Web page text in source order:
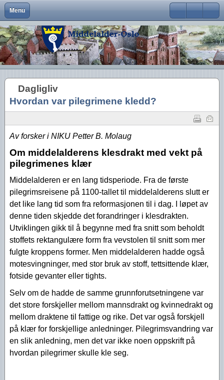
Menu Close
Om Middelalder-Oslo
Hva er Middelalder-Oslo?
Hva vi vil
Aktiviteter
Middelalderbyen i dag
Oslo i middelalderen
Lederartikler
Medlemsfordeler og faste arrangementer
Vedtekter
Foreningens navn og logo
Gangvaktprisen
Styremedlemmer
Kontakt oss
Kontaktinfo
Formål
Visjon
Handlingsplan
Middelalderbyens framtid
Uttalelser
Møter og foredrag
Våre arrangementer
Medlemsturer
Andres arrangementer
Gjennomførte arrangementer
Gjennomførte turer
Middelalderbeltet
Middelalderparken
Presse
Middelalderbyen
Dagligliv
Arkeologiske funn
Ny viten
Medlemsblad
Brukernavn
Passord
Husk meg
Glemt ditt passord?
Glemt ditt brukernavn?
Dagligliv
Hvordan var pilegrimene kledd?
Av forsker i NIKU Petter B. Molaug
Om middelalderens klesdrakt med vekt på
pilegrimenes klær
Middelalderen er en lang tidsperiode. Fra de første
pilegrimsreisene på 1100-tallet til middelalderens slutt er
det like lang tid som fra reformasjonen til i dag. I løpet av
denne tiden skjedde det forandringer i klesdrakten.
Utviklingen gikk til å begynne med fra snitt som beholdt
stoffets rektangulære form fra vevstolen til snitt som mer
fulgte kroppens former. Men middelalderen hadde også
motesvingninger, med stor bruk av stoff, tettsittende klær,
fotside gevanter eller tights.
Selv om de hadde de samme grunnforutsetningene var
det store forskjeller mellom mannsdrakt og kvinnedrakt og
mellom draktene til fattige og rike. Det var også forskjell
på klær for forskjellige anledninger. Pilegrimsvandring var
en slik anledning, men det var ikke noen oppskrift på
hvordan pilegrimer skulle kle seg.